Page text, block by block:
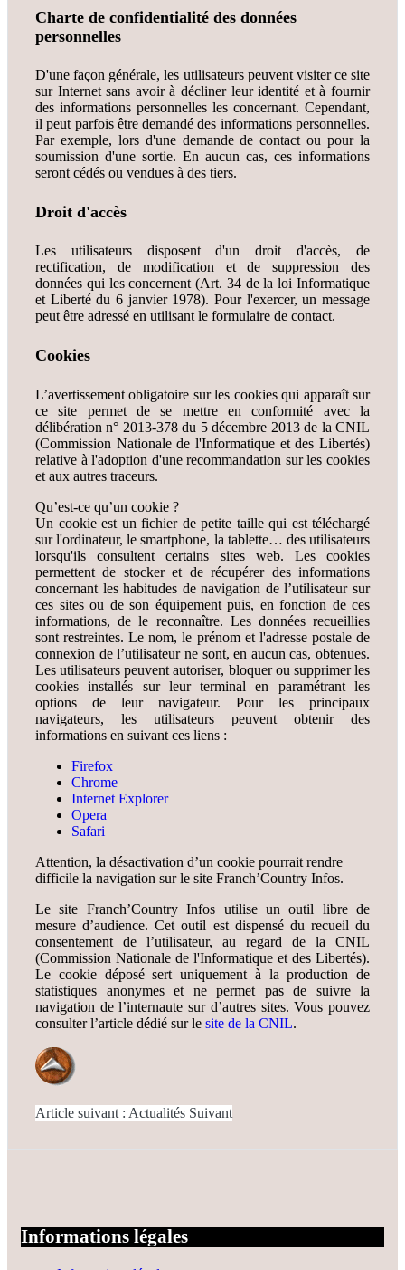
Charte de confidentialité des données
personnelles
D'une façon générale, les utilisateurs peuvent visiter ce site
sur Internet sans avoir à décliner leur identité et à fournir
des informations personnelles les concernant. Cependant,
il peut parfois être demandé des informations personnelles.
Par exemple, lors d'une demande de contact ou pour la
soumission d'une sortie. En aucun cas, ces informations
seront cédés ou vendues à des tiers.
Droit d'accès
Les utilisateurs disposent d'un droit d'accès, de
rectification, de modification et de suppression des
données qui les concernent (Art. 34 de la loi Informatique
et Liberté du 6 janvier 1978). Pour l'exercer, un message
peut être adressé en utilisant le formulaire de contact.
Cookies
L’avertissement obligatoire sur les cookies qui apparaît sur
ce site permet de se mettre en conformité avec la
délibération n° 2013-378 du 5 décembre 2013 de la CNIL
(Commission Nationale de l'Informatique et des Libertés)
relative à l'adoption d'une recommandation sur les cookies
et aux autres traceurs.
Qu’est-ce qu’un cookie ?
Un cookie est un fichier de petite taille qui est téléchargé
sur l'ordinateur, le smartphone, la tablette… des utilisateurs
lorsqu'ils consultent certains sites web. Les cookies
permettent de stocker et de récupérer des informations
concernant les habitudes de navigation de l’utilisateur sur
ces sites ou de son équipement puis, en fonction de ces
informations, de le reconnaître. Les données recueillies
sont restreintes. Le nom, le prénom et l'adresse postale de
connexion de l’utilisateur ne sont, en aucun cas, obtenues.
Les utilisateurs peuvent autoriser, bloquer ou supprimer les
cookies installés sur leur terminal en paramétrant les
options de leur navigateur. Pour les principaux
navigateurs, les utilisateurs peuvent obtenir des
informations en suivant ces liens :
Firefox
Chrome
Internet Explorer
Opera
Safari
Attention, la désactivation d’un cookie pourrait rendre
difficile la navigation sur le site Franch’Country Infos.
Le site Franch’Country Infos utilise un outil libre de
mesure d’audience. Cet outil est dispensé du recueil du
consentement de l’utilisateur, au regard de la CNIL
(Commission Nationale de l'Informatique et des Libertés).
Le cookie déposé sert uniquement à la production de
statistiques anonymes et ne permet pas de suivre la
navigation de l’internaute sur d’autres sites. Vous pouvez
consulter l’article dédié sur le site de la CNIL.
Article suivant : Actualités Suivant
Informations légales